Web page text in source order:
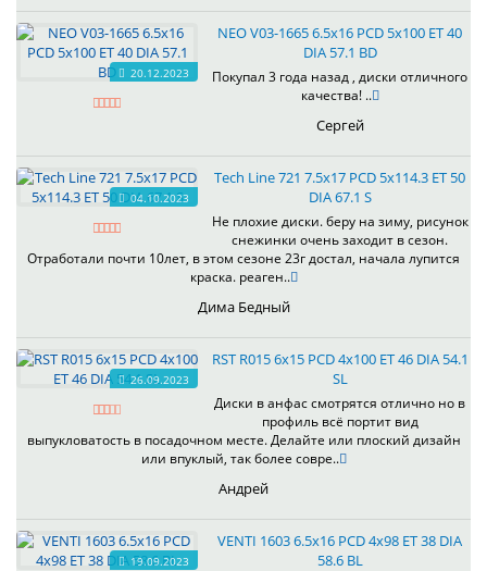
20.12.2023
NEO V03-1665 6.5x16 PCD 5x100 ET 40
DIA 57.1 BD
Покупал 3 года назад , диски отличного
качества! ..
Сергей
04.10.2023
Tech Line 721 7.5x17 PCD 5x114.3 ET 50
DIA 67.1 S
Не плохие диски. беру на зиму, рисунок
снежинки очень заходит в сезон.
Отработали почти 10лет, в этом сезоне 23г достал, начала лупится
краска. реаген..
Дима Бедный
26.09.2023
RST R015 6x15 PCD 4x100 ET 46 DIA 54.1
SL
Диски в анфас смотрятся отлично но в
профиль всё портит вид
выпукловатость в посадочном месте. Делайте или плоский дизайн
или впуклый, так более совре..
Андрей
19.09.2023
VENTI 1603 6.5x16 PCD 4x98 ET 38 DIA
58.6 BL